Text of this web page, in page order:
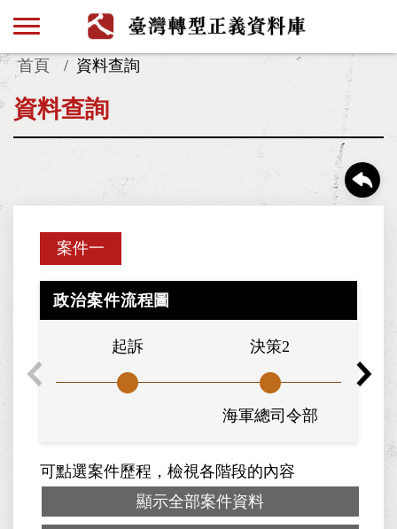
首頁 資料查詢
資料查詢
案件一
政治案件流程圖
起訴 決策2
海軍總司令部
可點選案件歷程，檢視各階段的內容
顯示全部案件資料